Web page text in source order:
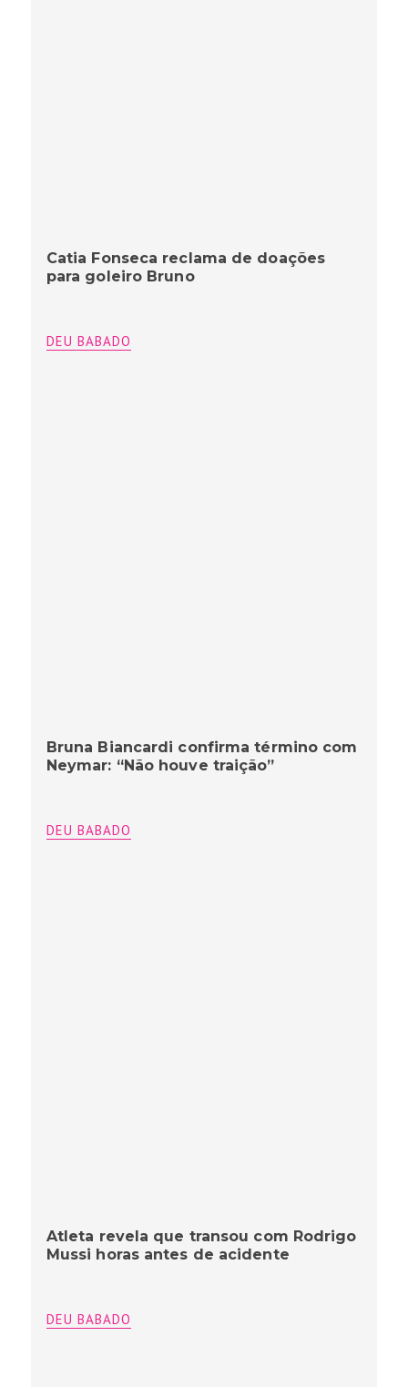
Catia Fonseca reclama de doações
para goleiro Bruno
DEU BABADO
Bruna Biancardi confirma término com
Neymar: “Não houve traição”
DEU BABADO
Atleta revela que transou com Rodrigo
Mussi horas antes de acidente
DEU BABADO